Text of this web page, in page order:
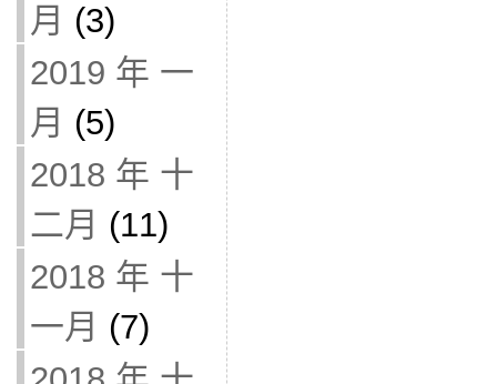
月 (3)
2019 年 一
月 (5)
2018 年 十
二月 (11)
2018 年 十
一月 (7)